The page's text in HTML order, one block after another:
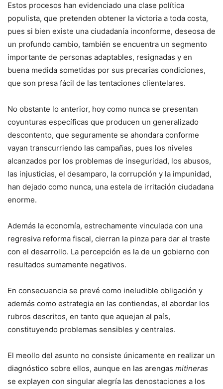
Estos procesos han evidenciado una clase política
populista, que pretenden obtener la victoria a toda costa,
pues si bien existe una ciudadanía inconforme, deseosa de
un profundo cambio, también se encuentra un segmento
importante de personas adaptables, resignadas y en
buena medida sometidas por sus precarias condiciones,
que son presa fácil de las tentaciones clientelares.
No obstante lo anterior, hoy como nunca se presentan
coyunturas específicas que producen un generalizado
descontento, que seguramente se ahondara conforme
vayan transcurriendo las campañas, pues los niveles
alcanzados por los problemas de inseguridad, los abusos,
las injusticias, el desamparo, la corrupción y la impunidad,
han dejado como nunca, una estela de irritación ciudadana
enorme.
Además la economía, estrechamente vinculada con una
regresiva reforma fiscal, cierran la pinza para dar al traste
con el desarrollo. La percepción es la de un gobierno con
resultados sumamente negativos.
En consecuencia se prevé como ineludible obligación y
además como estrategia en las contiendas, el abordar los
rubros descritos, en tanto que aquejan al país,
constituyendo problemas sensibles y centrales.
El meollo del asunto no consiste únicamente en realizar un
diagnóstico sobre ellos, aunque en las arengas mitineras
se explayen con singular alegría las denostaciones a los